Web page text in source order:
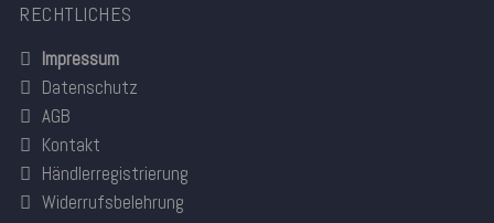
RECHTLICHES
Impressum
Datenschutz
AGB
Kontakt
Händlerregistrierung
Widerrufsbelehrung